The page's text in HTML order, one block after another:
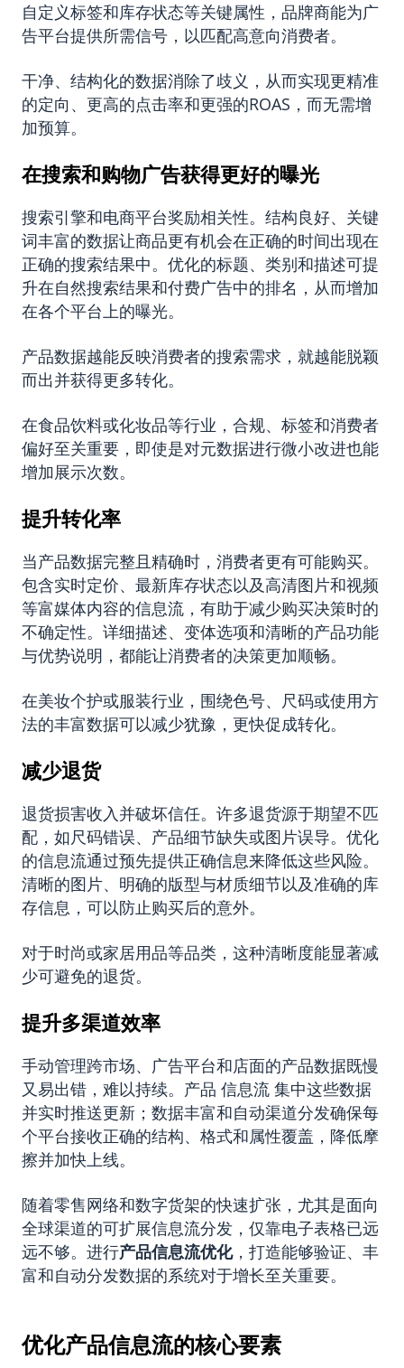
自定义标签和库存状态等关键属性，品牌商能为广
告平台提供所需信号，以匹配高意向消费者。
干净、结构化的数据消除了歧义，从而实现更精准
的定向、更高的点击率和更强的ROAS，而无需增
加预算。
在搜索和购物广告获得更好的曝光
搜索引擎和电商平台奖励相关性。结构良好、关键
词丰富的数据让商品更有机会在正确的时间出现在
正确的搜索结果中。优化的标题、类别和描述可提
升在自然搜索结果和付费广告中的排名，从而增加
在各个平台上的曝光。
产品数据越能反映消费者的搜索需求，就越能脱颖
而出并获得更多转化。
在食品饮料或化妆品等行业，合规、标签和消费者
偏好至关重要，即使是对元数据进行微小改进也能
增加展示次数。
提升转化率
当产品数据完整且精确时，消费者更有可能购买。
包含实时定价、最新库存状态以及高清图片和视频
等富媒体内容的信息流，有助于减少购买决策时的
不确定性。详细描述、变体选项和清晰的产品功能
与优势说明，都能让消费者的决策更加顺畅。
在美妆个护或服装行业，围绕色号、尺码或使用方
法的丰富数据可以减少犹豫，更快促成转化。
减少退货
退货损害收入并破坏信任。许多退货源于期望不匹
配，如尺码错误、产品细节缺失或图片误导。优化
的信息流通过预先提供正确信息来降低这些风险。
清晰的图片、明确的版型与材质细节以及准确的库
存信息，可以防止购买后的意外。
对于时尚或家居用品等品类，这种清晰度能显著减
少可避免的退货。
提升多渠道效率
手动管理跨市场、广告平台和店面的产品数据既慢
又易出错，难以持续。产品 信息流 集中这些数据
并实时推送更新；数据丰富和自动渠道分发确保每
个平台接收正确的结构、格式和属性覆盖，降低摩
擦并加快上线。
随着零售网络和数字货架的快速扩张，尤其是面向
全球渠道的可扩展信息流分发，仅靠电子表格已远
远不够。进行产品信息流优化，打造能够验证、丰
富和自动分发数据的系统对于增长至关重要。
优化产品信息流的核心要素